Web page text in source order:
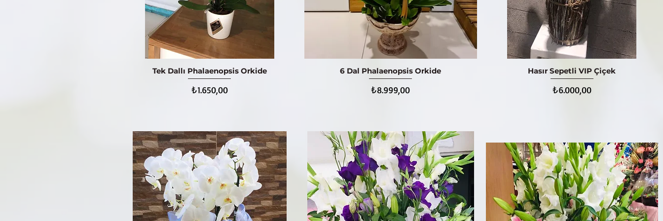
Hızlı Bakış
Tek Dallı Phalaenopsis Orkide
Fiyat
₺1.650,00
Hızlı Bakış
6 Dal Phalaenopsis Orkide
Fiyat
₺8.999,00
Hızlı Bakış
Hasır Sepetli VIP Çiçek
Fiyat
₺6.000,00